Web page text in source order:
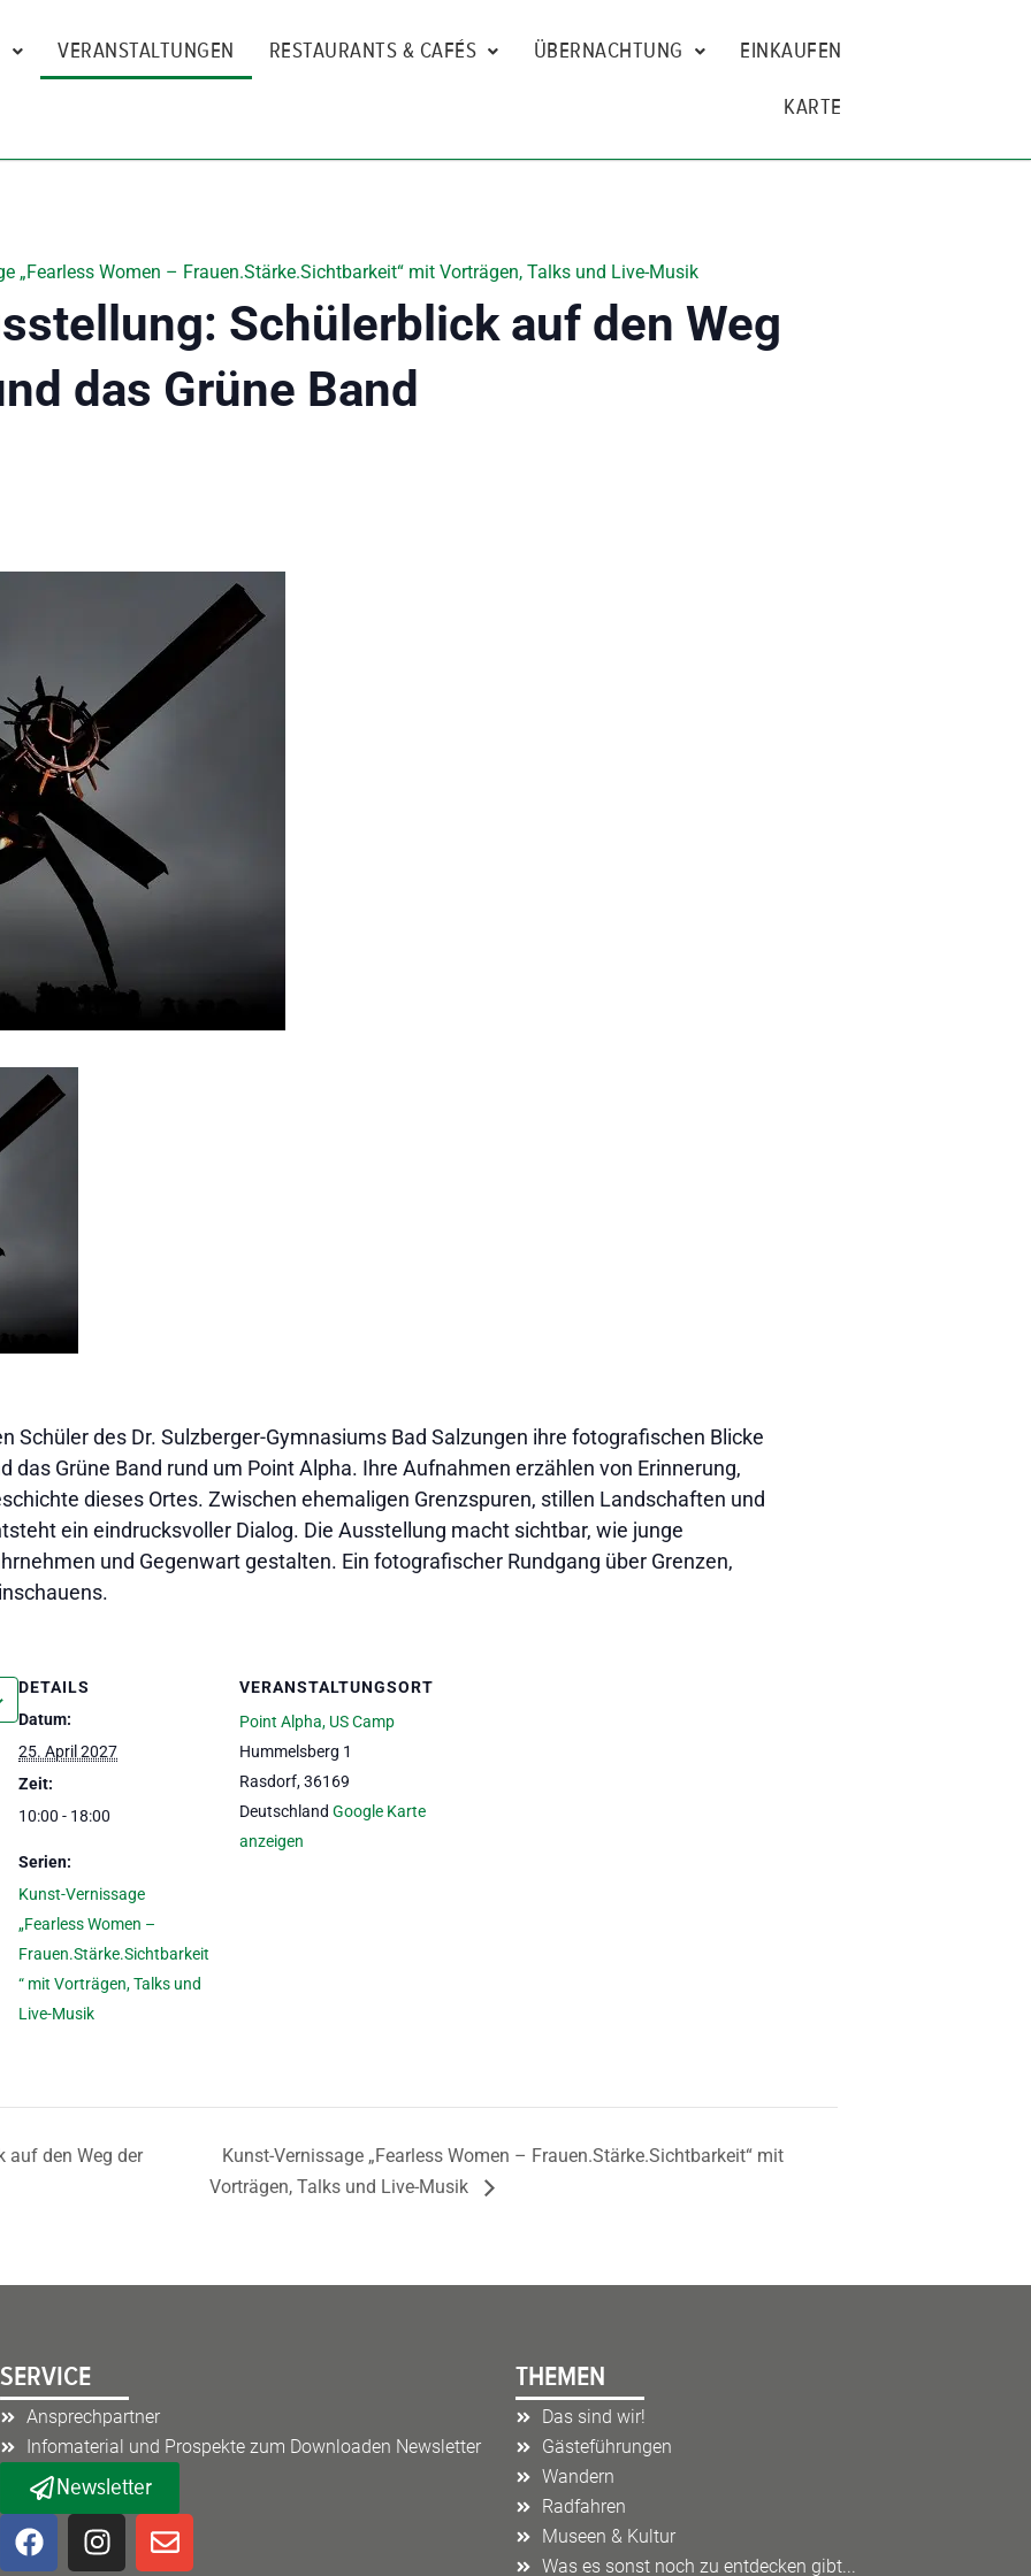
VERANSTALTUNGEN RESTAURANTS & CAFÉS ÜBERNACHTUNG EINKAUFEN
KARTE
„Fearless Women – Frauen.Stärke.Sichtbarkeit“ mit Vorträgen, Talks und Live-Musik
Schülerblick auf den Weg
das Grüne Band
Schüler des Dr. Sulzberger-Gymnasiums Bad Salzungen ihre fotografischen Blicke
das Grüne Band rund um Point Alpha. Ihre Aufnahmen erzählen von Erinnerung,
dieses Ortes. Zwischen ehemaligen Grenzspuren, stillen Landschaften und
ein eindrucksvoller Dialog. Die Ausstellung macht sichtbar, wie junge
und Gegenwart gestalten. Ein fotografischer Rundgang über Grenzen,
DETAILS
Datum:
25. April 2027
Zeit:
10:00 - 18:00
Serien:
Kunst-Vernissage
„Fearless Women –
Frauen.Stärke.Sichtbarkeit
“ mit Vorträgen, Talks und
Live-Musik
VERANSTALTUNGSORT
Point Alpha, US Camp
Hummelsberg 1
Rasdorf,36169
Deutschland Google Karte
anzeigen
auf den Weg der
Kunst-Vernissage „Fearless Women – Frauen.Stärke.Sichtbarkeit“ mit
Vorträgen, Talks und Live-Musik
SERVICE
Ansprechpartner
Infomaterial und Prospekte zum Downloaden Newsletter
Newsletter
F
a
I
n
E
n
THEMEN
Das sind wir!
Gästeführungen
Wandern
Radfahren
Museen & Kultur
Was es sonst noch zu entdecken gibt...